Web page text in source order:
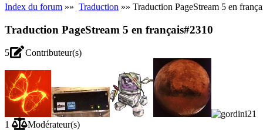
Index du forum »» Traduction »» Traduction PageStream 5 en
Traduction PageStream 5 en français#2310
5 Contributeur(s)
1 Modérateur(s)